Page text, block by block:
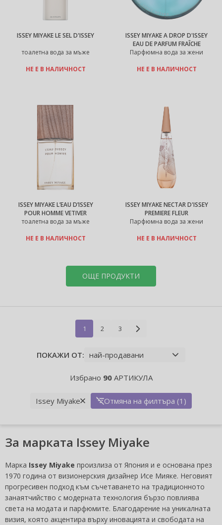
ISSEY MIYAKE LE SEL D'ISSEY
тоалетна вода за мъже
НЕ Е В НАЛИЧНОСТ
ISSEY MIYAKE A DROP D'ISSEY
EAU DE PARFUM FRAÎCHE
Парфюмна вода за жени
НЕ Е В НАЛИЧНОСТ
ISSEY MIYAKE L’EAU D’ISSEY
POUR HOMME VETIVER
тоалетна вода за мъже
НЕ Е В НАЛИЧНОСТ
ISSEY MIYAKE NECTAR D'ISSEY
PREMIERE FLEUR
Парфюмна вода за жени
НЕ Е В НАЛИЧНОСТ
ОЩЕ ПРОДУКТИ
1 2 3
ПОКАЖИ ОТ:
Избрано 90АРТИКУЛА
Issey Miyake Отмяна на филтъра (1)
За марката Issey Miyake
Марка Issey Miyake произлиза от Япония и е основана през
1970 година от визионерския дизайнер Исе Мияке. Неговият
прогресивен подход към съчетаването на традиционното
занаятчийство с модерната технология бързо повлиява
света на модата и парфюмите. Благодарение на уникалната
визия, която акцентира върху иновацията и свободата на